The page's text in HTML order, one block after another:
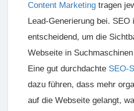
Content Marketing tragen
Lead-Generierung bei. SEO
entscheidend, um die
Webseite in
Eine gut durchdachte SEO-
dazu führen, dass mehr
auf die Webseite gelangt,